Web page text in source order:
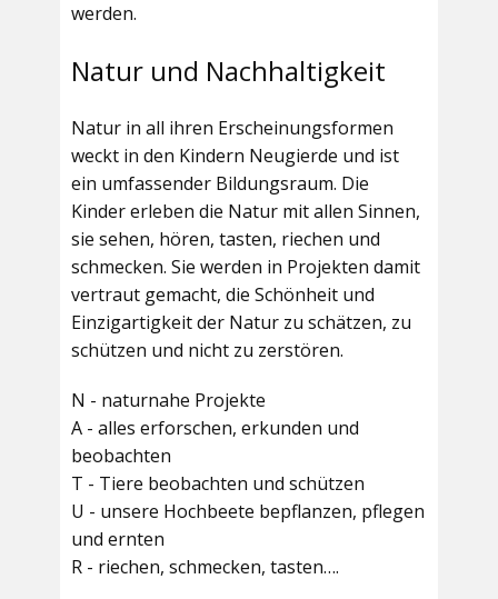
werden.
Natur und Nachhaltigkeit
Natur in all ihren Erscheinungsformen
weckt in den Kindern Neugierde und ist
ein umfassender Bildungsraum. Die
Kinder erleben die Natur mit allen Sinnen,
sie sehen, hören, tasten, riechen und
schmecken. Sie werden in Projekten damit
vertraut gemacht, die Schönheit und
Einzigartigkeit der Natur zu schätzen, zu
schützen und nicht zu zerstören.
N - naturnahe Projekte
A - alles erforschen, erkunden und
beobachten
T - Tiere beobachten und schützen
U - unsere Hochbeete bepflanzen, pflegen
und ernten
R - riechen, schmecken, tasten….